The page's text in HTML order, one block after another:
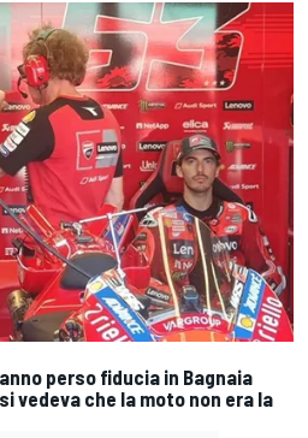
perso fiducia in Bagnaia
vedeva che la moto non era la